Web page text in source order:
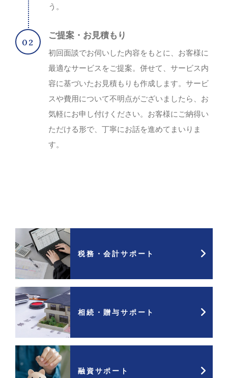
う。
ご提案・お見積もり
初回面談でお伺いした内容をもとに、お客様に
最適なサービスをご提案。併せて、サービス内
容に基づいたお見積もりも作成します。サービ
スや費用について不明点がございましたら、お
気軽にお申し付けください。お客様にご納得い
ただける形で、丁寧にお話を進めてまいりま
す。
税務・会計サポート
相続・贈与サポート
融資サポート